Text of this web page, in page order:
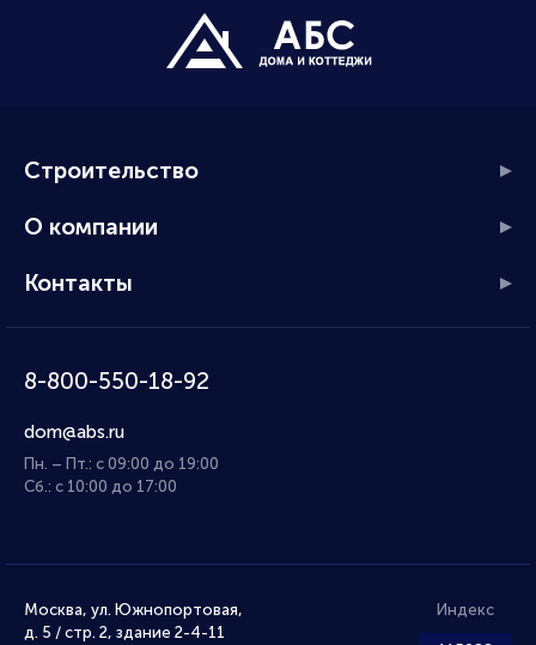
Строительство
О компании
Контакты
8-800-550-18-92
dom@abs.ru
Пн. – Пт.: с 09:00 до 19:00
Сб.: с 10:00 до 17:00
Москва, ул. Южнопортовая,
д. 5 / стр. 2, здание 2-4-11
Индекс